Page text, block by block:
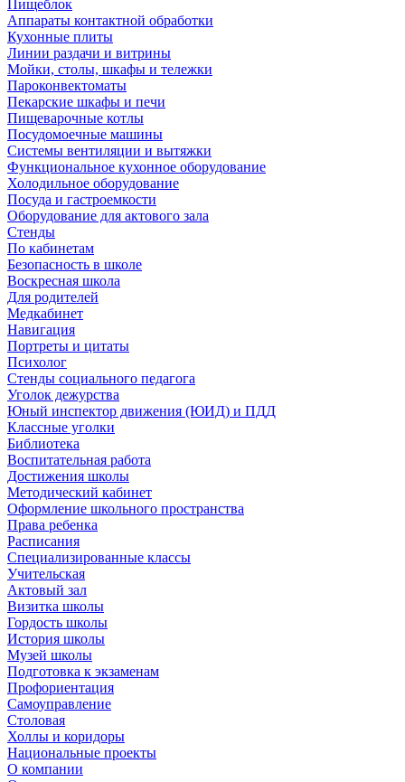
Пищеблок
Аппараты контактной обработки
Кухонные плиты
Линии раздачи и витрины
Мойки, столы, шкафы и тележки
Пароконвектоматы
Пекарские шкафы и печи
Пищеварочные котлы
Посудомоечные машины
Системы вентиляции и вытяжки
Функциональное кухонное оборудование
Холодильное оборудование
Посуда и гастроемкости
Оборудование для актового зала
Стенды
По кабинетам
Безопасность в школе
Воскресная школа
Для родителей
Медкабинет
Навигация
Портреты и цитаты
Психолог
Стенды социального педагога
Уголок дежурства
Юный инспектор движения (ЮИД) и ПДД
Классные уголки
Библиотека
Воспитательная работа
Достижения школы
Методический кабинет
Оформление школьного пространства
Права ребенка
Расписания
Специализированные классы
Учительская
Актовый зал
Визитка школы
Гордость школы
История школы
Музей школы
Подготовка к экзаменам
Профориентация
Самоуправление
Столовая
Холлы и коридоры
Национальные проекты
О компании